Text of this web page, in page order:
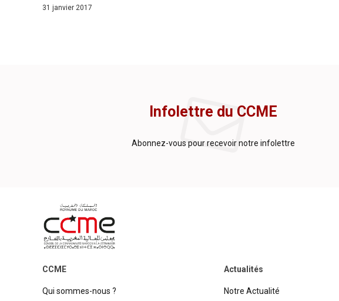
31 janvier 2017
Infolettre du CCME
Abonnez-vous pour recevoir notre infolettre
CCME
Qui sommes-nous ?
Actualités
Notre Actualité